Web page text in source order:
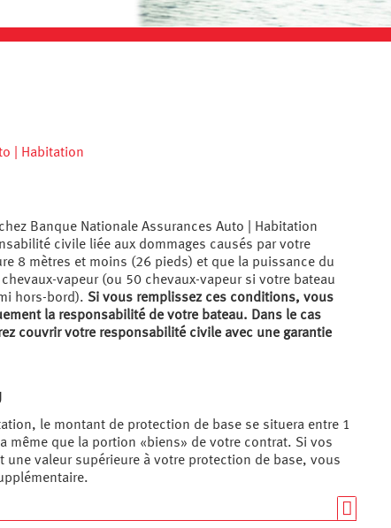
| Habitation
Banque Nationale Assurances Auto | Habitation
civile liée aux dommages causés par votre
8 mètres et moins (26 pieds) et que la puissance du
vapeur (ou 50 chevaux-vapeur si votre bateau
hors-bord). Si vous remplissez ces conditions, vous
la responsabilité de votre bateau. Dans le cas
couvrir votre responsabilité civile avec une garantie
le montant de protection de base se situera entre 1
même que la portion «biens» de votre contrat. Si vos
valeur supérieure à votre protection de base, vous